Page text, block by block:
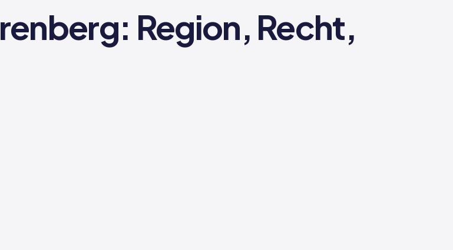
Region, Recht,